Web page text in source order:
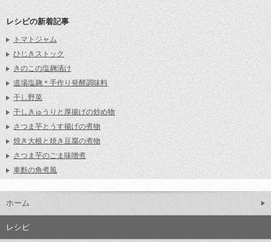
レシピの新着記事
トマトジャム
ひじきストック
きのこの塩麹漬け
道場塩麹＊手作り発酵調味料
干し野菜
干しきゅうりと厚揚げの炒め物
さつま芋とうす揚げの煮物
焼き大根と焼き豆腐の煮物
さつま芋のごま味噌煮
車麩の角煮風
ホーム
レシピ